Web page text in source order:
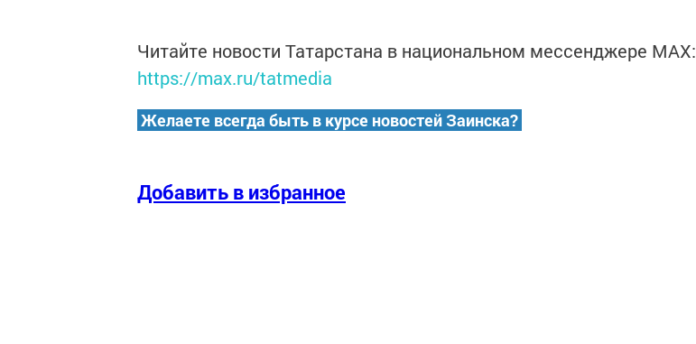
Читайте новости Татарстана в национальном мессенджере MАХ:
https://max.ru/tatmedia
Желаете всегда быть в курсе новостей Заинска?
Добавить в избранное